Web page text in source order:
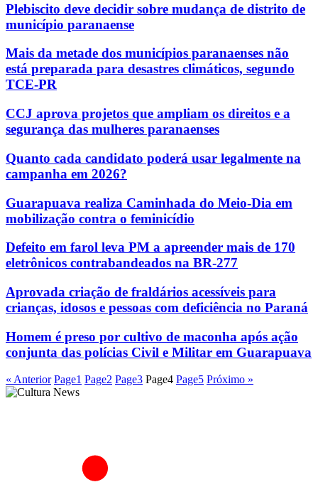
Plebiscito deve decidir sobre mudança de distrito de
município paranaense
Mais da metade dos municípios paranaenses não
está preparada para desastres climáticos, segundo
TCE-PR
CCJ aprova projetos que ampliam os direitos e a
segurança das mulheres paranaenses
Quanto cada candidato poderá usar legalmente na
campanha em 2026?
Guarapuava realiza Caminhada do Meio-Dia em
mobilização contra o feminicídio
Defeito em farol leva PM a apreender mais de 170
eletrônicos contrabandeados na BR-277
Aprovada criação de fraldários acessíveis para
crianças, idosos e pessoas com deficiência no Paraná
Homem é preso por cultivo de maconha após ação
conjunta das polícias Civil e Militar em Guarapuava
« Anterior Page1 Page2 Page3 Page4 Page5 Próximo »